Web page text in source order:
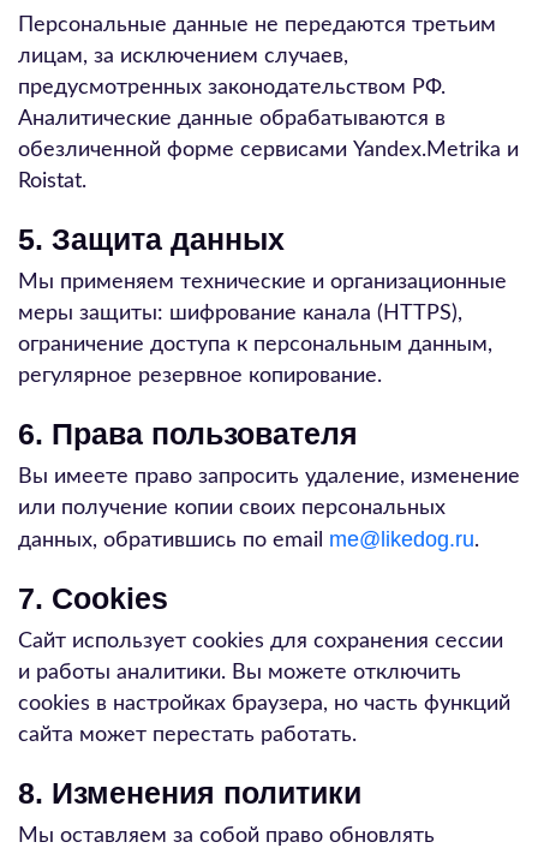
Персональные данные не передаются третьим
лицам, за исключением случаев,
предусмотренных законодательством РФ.
Аналитические данные обрабатываются в
обезличенной форме сервисами Yandex.Metrika и
Roistat.
5. Защита данных
Мы применяем технические и организационные
меры защиты: шифрование канала (HTTPS),
ограничение доступа к персональным данным,
регулярное резервное копирование.
6. Права пользователя
Вы имеете право запросить удаление, изменение
или получение копии своих персональных
данных, обратившись по email me@likedog.ru.
7. Cookies
Сайт использует cookies для сохранения сессии
и работы аналитики. Вы можете отключить
cookies в настройках браузера, но часть функций
сайта может перестать работать.
8. Изменения политики
Мы оставляем за собой право обновлять